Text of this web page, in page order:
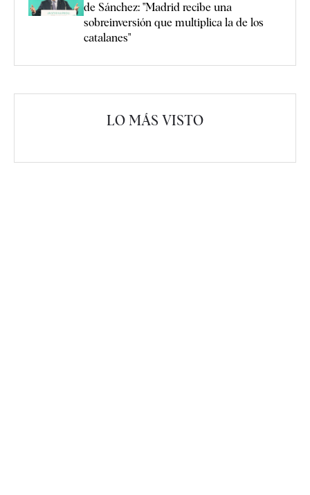
de Sánchez: "Madrid recibe una
sobreinversión que multiplica la de los
catalanes"
LO MÁS VISTO